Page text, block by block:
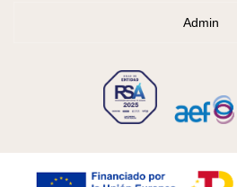
Admin